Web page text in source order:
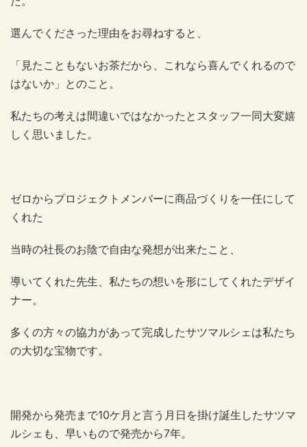
選んでくださった理由をお尋ねすると、
「見たこともないお茶だから、これなら喜んでくれるので
はないか」とのこと。
私たちの考えは間違いではなかったとスタッフ一同大変嬉
しく思いました。
ゼロからプロジェクトメンバーに商品づくりを一任にして
くれた
当時の社長のお陰で自由な発想が出来たこと、
導いてくれた先生、私たちの想いを形にしてくれたデザイ
ナー。
多くの方々の協力があって完成したサツマルシェは私たち
の大切な宝物です。
開発から発売まで10ケ月と言う月日を掛け誕生したサツマ
ルシェも、早いもので発売から7年。